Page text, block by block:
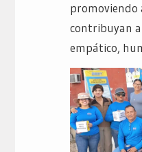
promoviendo
contribuyan
empático,